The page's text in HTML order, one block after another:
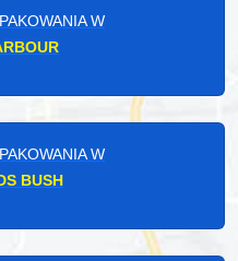
W
W
BUSH